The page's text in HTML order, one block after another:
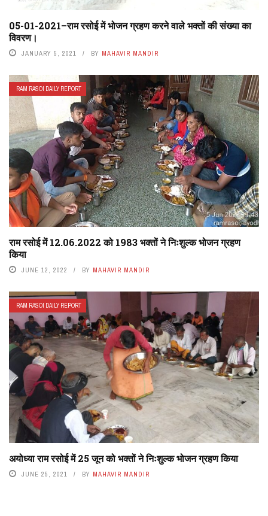
05-01-2021–राम रसोई में भोजन ग्रहण करने वाले भक्तों की संख्या का
विवरण।
JANUARY 5, 2021 BY MAHAVIR MANDIR
RAM RASOI DAILY REPORT
राम रसोई में 12.06.2022 को 1983 भक्तों ने निःशुल्क भोजन ग्रहण
किया
JUNE 12, 2022 BY MAHAVIR MANDIR
RAM RASOI DAILY REPORT
अयोध्या राम रसोई में 25 जून को भक्तों ने निःशुल्क भोजन ग्रहण किया
JUNE 25, 2021 BY MAHAVIR MANDIR